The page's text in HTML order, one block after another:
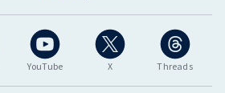
YouTube X Threads